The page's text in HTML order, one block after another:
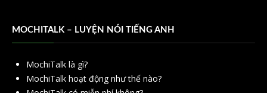
MOCHITALK – LUYỆN NÓI TIẾNG ANH
MochiTalk là gì?
MochiTalk hoạt động như thế nào?